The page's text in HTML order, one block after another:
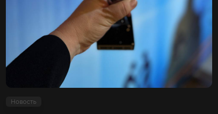
Новость